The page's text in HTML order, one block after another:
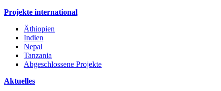
Projekte international
Äthiopien
Indien
Nepal
Tanzania
Abgeschlossene Projekte
Aktuelles